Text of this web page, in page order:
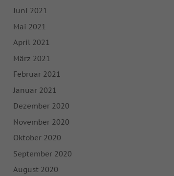
Juni 2021
Mai 2021
April 2021
März 2021
Februar 2021
Januar 2021
Dezember 2020
November 2020
Oktober 2020
September 2020
August 2020
Impressum